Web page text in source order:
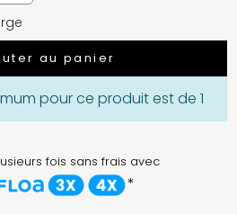
au panier
pour ce produit est de 1
fois sans frais avec
*